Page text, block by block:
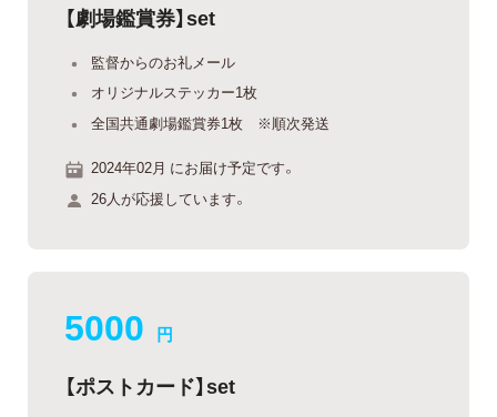
【劇場鑑賞券】set
監督からのお礼メール
オリジナルステッカー1枚
全国共通劇場鑑賞券1枚 ※順次発送
2024年02月 にお届け予定です。
26人が応援しています。
5000 円
【ポストカード】set